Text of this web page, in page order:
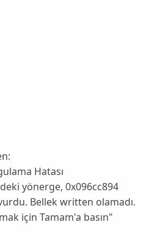
Hatası
yönerge, 0x096cc894
Bellek written olamadı.
için Tamam'a basın"